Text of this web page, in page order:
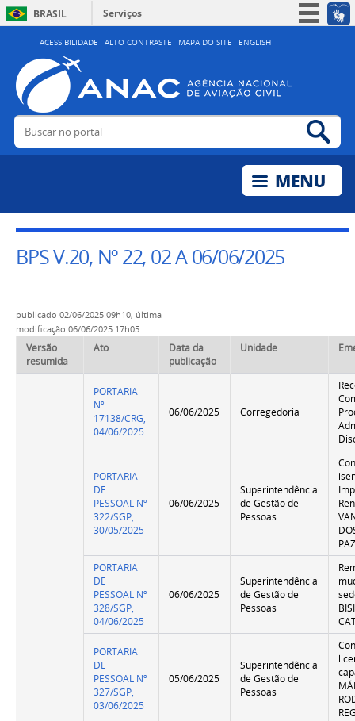
ACESSIBILIDADE ALTO CONTRASTE MAPA DO SITE ENGLISH
BRASIL
Serviços
Simplifique!
Acesso à informação
Legislação
Buscar no portal
BPS V.20, Nº 22, 02 A 06/06/2025
publicado 02/06/2025 09h10, última
modificação 06/06/2025 17h05
Versão
resumida
Ato
Data da
publicação
Unidade
PORTARIA
Nº
17138/CRG,
04/06/2025
06/06/2025 Corregedoria
PORTARIA
DE
PESSOAL Nº
322/SGP,
30/05/2025
06/06/2025
Superintendência
de Gestão de
Pessoas
PORTARIA
DE
PESSOAL Nº
328/SGP,
04/06/2025
06/06/2025
Superintendência
de Gestão de
Pessoas
PORTARIA
DE
PESSOAL Nº
327/SGP,
03/06/2025
05/06/2025
Superintendência
de Gestão de
Pessoas